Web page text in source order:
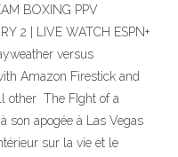
BOXING PPV
2 | LIVE WATCH ESPN+
versus
Amazon Firestick and
other The FIght of a
son apogée à Las Vegas
sur la vie et le